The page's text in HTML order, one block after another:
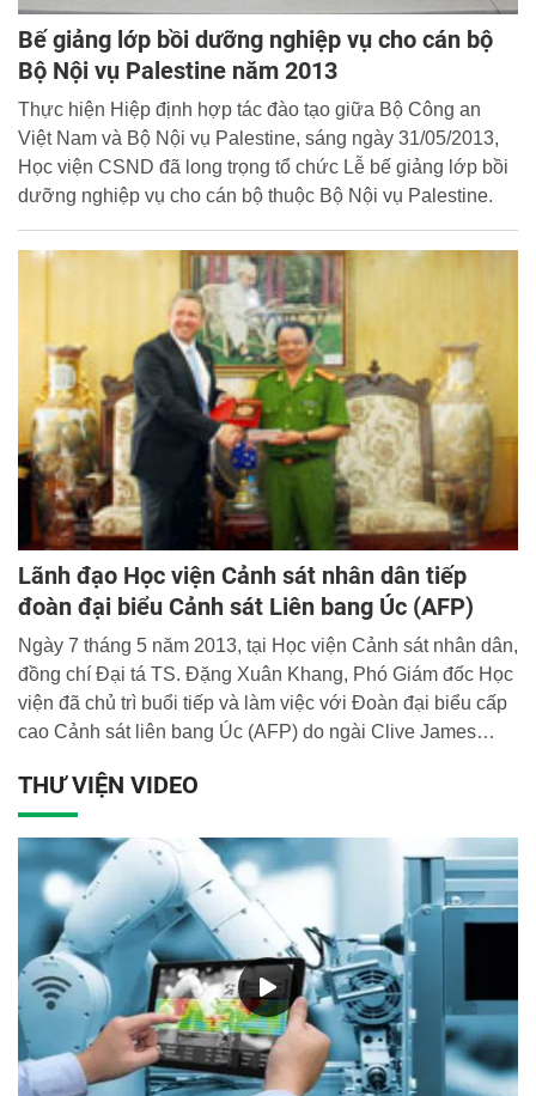
Bế giảng lớp bồi dưỡng nghiệp vụ cho cán bộ
Bộ Nội vụ Palestine năm 2013
Thực hiện Hiệp định hợp tác đào tạo giữa Bộ Công an
Việt Nam và Bộ Nội vụ Palestine, sáng ngày 31/05/2013,
Học viện CSND đã long trọng tổ chức Lễ bế giảng lớp bồi
dưỡng nghiệp vụ cho cán bộ thuộc Bộ Nội vụ Palestine.
Lãnh đạo Học viện Cảnh sát nhân dân tiếp
đoàn đại biểu Cảnh sát Liên bang Úc (AFP)
Ngày 7 tháng 5 năm 2013, tại Học viện Cảnh sát nhân dân,
đồng chí Đại tá TS. Đặng Xuân Khang, Phó Giám đốc Học
viện đã chủ trì buổi tiếp và làm việc với Đoàn đại biểu cấp
cao Cảnh sát liên bang Úc (AFP) do ngài Clive James
trưởng Cục Hợp tác quốc tế làm trưởng đoàn.
THƯ VIỆN VIDEO